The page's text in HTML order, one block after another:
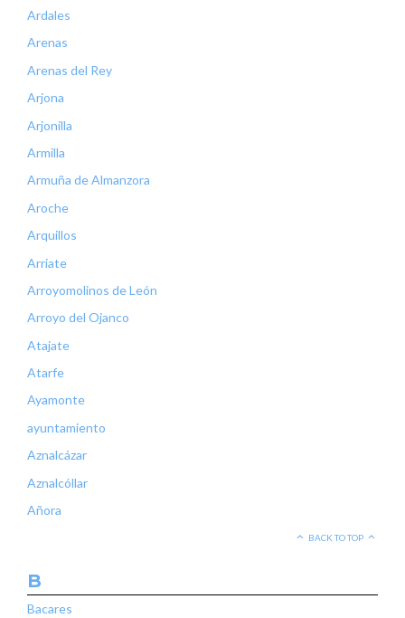
Ardales
Arenas
Arenas del Rey
Arjona
Arjonilla
Armilla
Armuña de Almanzora
Aroche
Arquillos
Arriate
Arroyomolinos de León
Arroyo del Ojanco
Atajate
Atarfe
Ayamonte
ayuntamiento
Aznalcázar
Aznalcóllar
Añora
BACK TO TOP
B
Bacares